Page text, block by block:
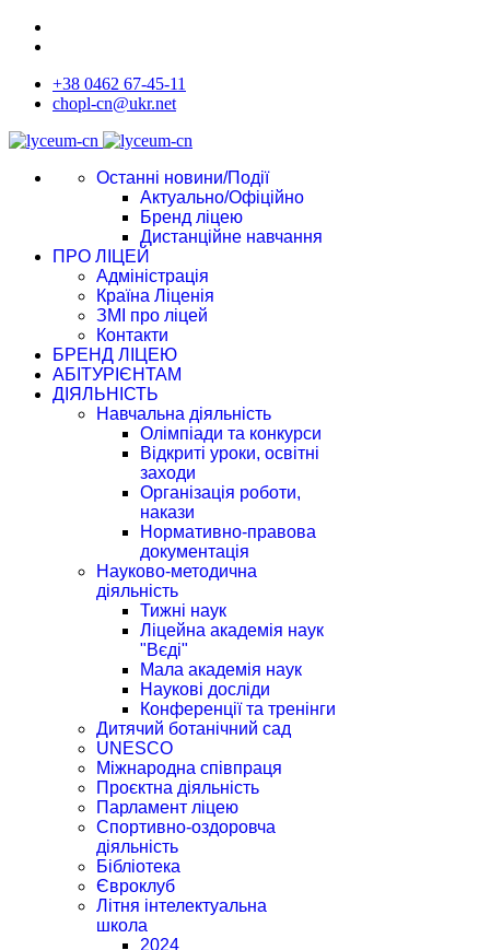
+38 0462 67-45-11
chopl-cn@ukr.net
Останні новини/Події
Актуально/Офіційно
Бренд ліцею
Дистанційне навчання
ПРО ЛІЦЕЙ
Адміністрація
Країна Ліценія
ЗМІ про ліцей
Контакти
БРЕНД ЛІЦЕЮ
АБІТУРІЄНТАМ
ДІЯЛЬНІСТЬ
Навчальна діяльність
Олімпіади та конкурси
Відкриті уроки, освітні
заходи
Організація роботи,
накази
Нормативно-правова
документація
Науково-методична
діяльність
Тижні наук
Ліцейна академія наук
"Вєді"
Мала академія наук
Наукові досліди
Конференції та тренінги
Дитячий ботанічний сад
UNESCO
Міжнародна співпраця
Проєктна діяльність
Парламент ліцею
Спортивно-оздоровча
діяльність
Бібліотека
Євроклуб
Літня інтелектуальна
школа
2024